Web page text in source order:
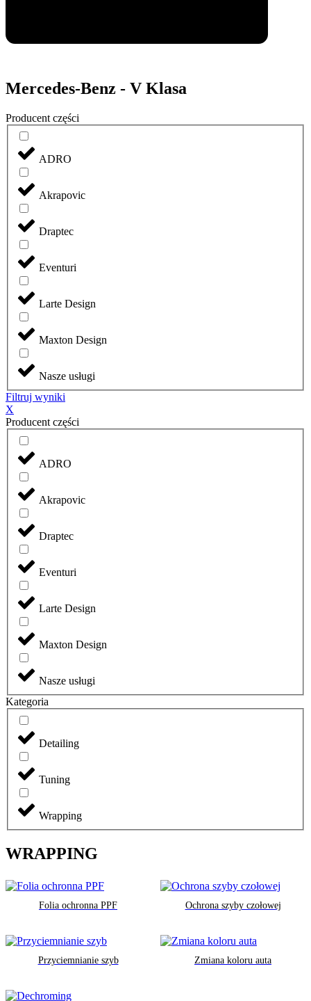
Mercedes-Benz - V Klasa
Producent części
ADRO
Akrapovic
Draptec
Eventuri
Larte Design
Maxton Design
Nasze usługi
Filtruj wyniki
X
Producent części
ADRO
Akrapovic
Draptec
Eventuri
Larte Design
Maxton Design
Nasze usługi
Kategoria
Detailing
Tuning
Wrapping
WRAPPING
Folia ochronna PPF Ochrona szyby czołowej
Przyciemnianie szyb Zmiana koloru auta